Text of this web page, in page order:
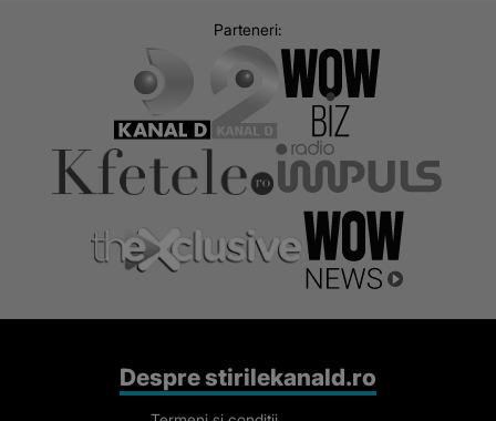
Dragostei”
Parteneri:
Despre stirilekanald.ro